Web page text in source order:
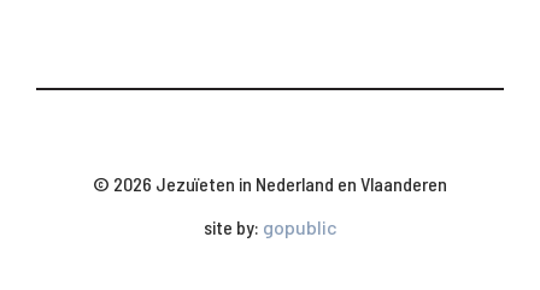
© 2026 Jezuïeten in Nederland en Vlaanderen
site by: gopublic